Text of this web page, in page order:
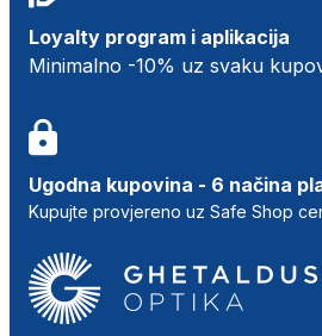
Loyalty program i aplikacija
Minimalno -10% uz svaku
Ugodna kupovina - 6 načina
Kupujte provjereno uz Safe Shop